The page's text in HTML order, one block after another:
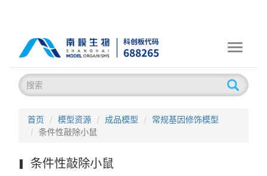
Toggle
首页 模型资源 成品模型
常规基因修饰模型
条件性敲除小鼠
条件性敲除小鼠